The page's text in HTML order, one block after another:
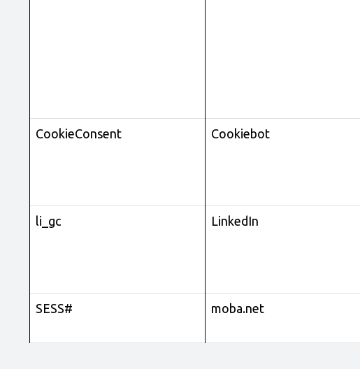
CookieConsent Cookiebot
li_gc LinkedIn
SESS# moba.net